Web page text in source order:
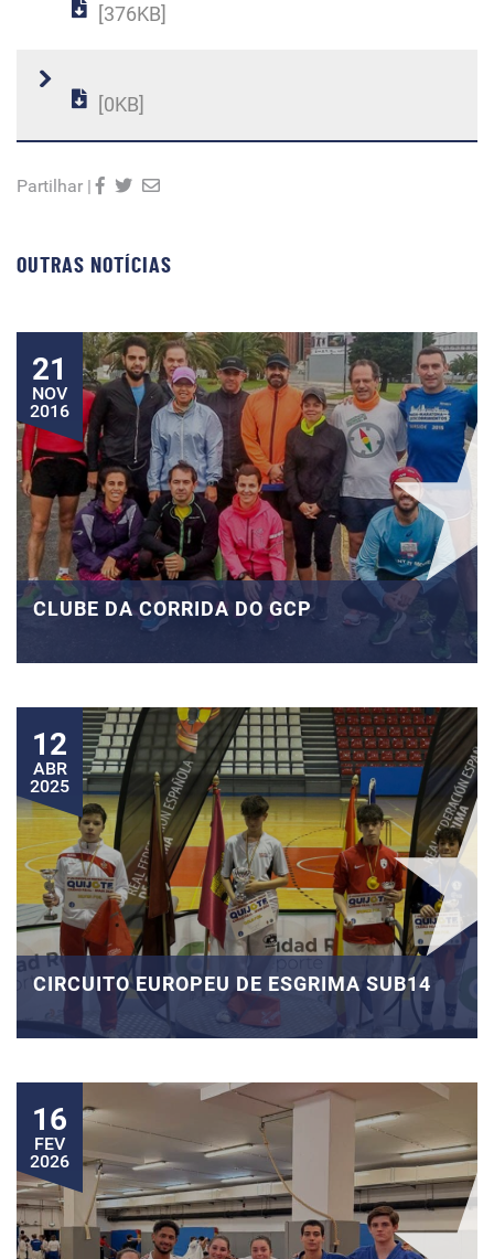
[376KB]
[0KB]
Partilhar |
OUTRAS NOTÍCIAS
21
NOV
2016
CLUBE DA CORRIDA DO GCP
12
ABR
2025
CIRCUITO EUROPEU DE ESGRIMA SUB14
16
FEV
2026